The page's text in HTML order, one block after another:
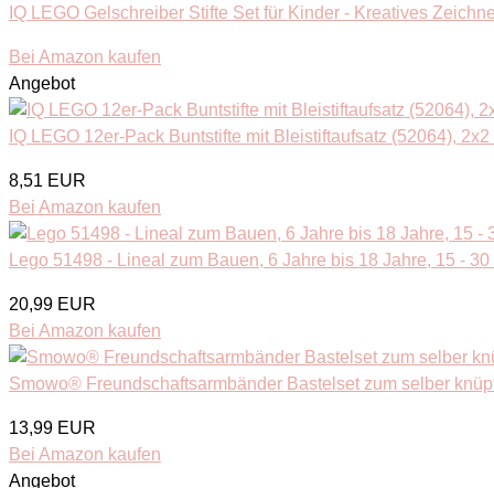
IQ LEGO Gelschreiber Stifte Set für Kinder - Kreatives
Bei Amazon kaufen
Angebot
IQ LEGO 12er-Pack Buntstifte mit Bleistiftaufsatz (52064),
8,51 EUR
Bei Amazon kaufen
Lego 51498 - Lineal zum Bauen, 6 Jahre bis 18 Jahre, 15 - 30
20,99 EUR
Bei Amazon kaufen
Smowo® Freundschaftsarmbänder Bastelset zum selber
13,99 EUR
Bei Amazon kaufen
Angebot